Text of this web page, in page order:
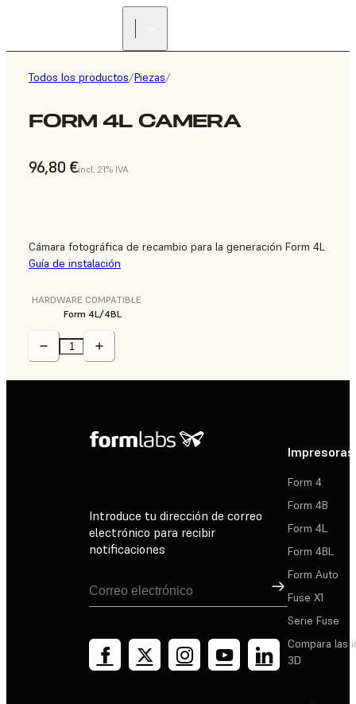
Todos los productos/Piezas/
FORM 4L CAMERA
96,80 €incl. 21% IVA
Cámara fotográfica de recambio para la generación Form 4L
Guía de instalación
HARDWARE COMPATIBLE
Form 4L/4BL
Introduce tu dirección de correo
electrónico para recibir
notificaciones
Suscribirse
Impresoras
Form 4
Form 4B
Form 4L
Form 4BL
Form Auto
Fuse X1
Serie Fuse
Compara las
3D